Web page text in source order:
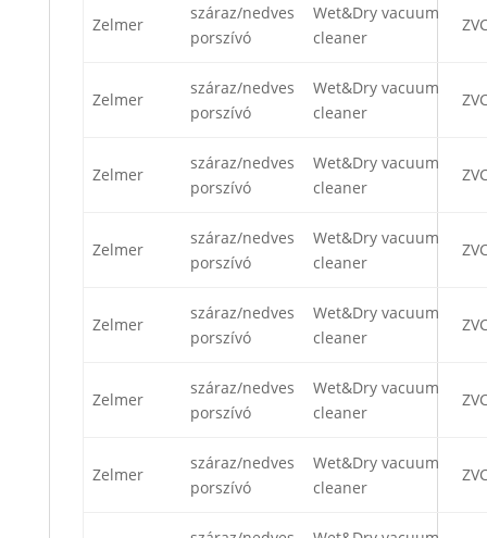
Zelmer
száraz/nedves
porszívó
Wet&Dry vacuum
cleaner
Zelmer
száraz/nedves
porszívó
Wet&Dry vacuum
cleaner
Zelmer
száraz/nedves
porszívó
Wet&Dry vacuum
cleaner
Zelmer
száraz/nedves
porszívó
Wet&Dry vacuum
cleaner
Zelmer
száraz/nedves
porszívó
Wet&Dry vacuum
cleaner
Zelmer
száraz/nedves
porszívó
Wet&Dry vacuum
cleaner
Zelmer
száraz/nedves
porszívó
Wet&Dry vacuum
cleaner